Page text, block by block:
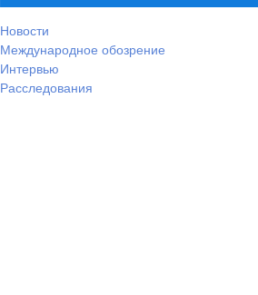
Новости
Международное обозрение
Интервью
Расследования